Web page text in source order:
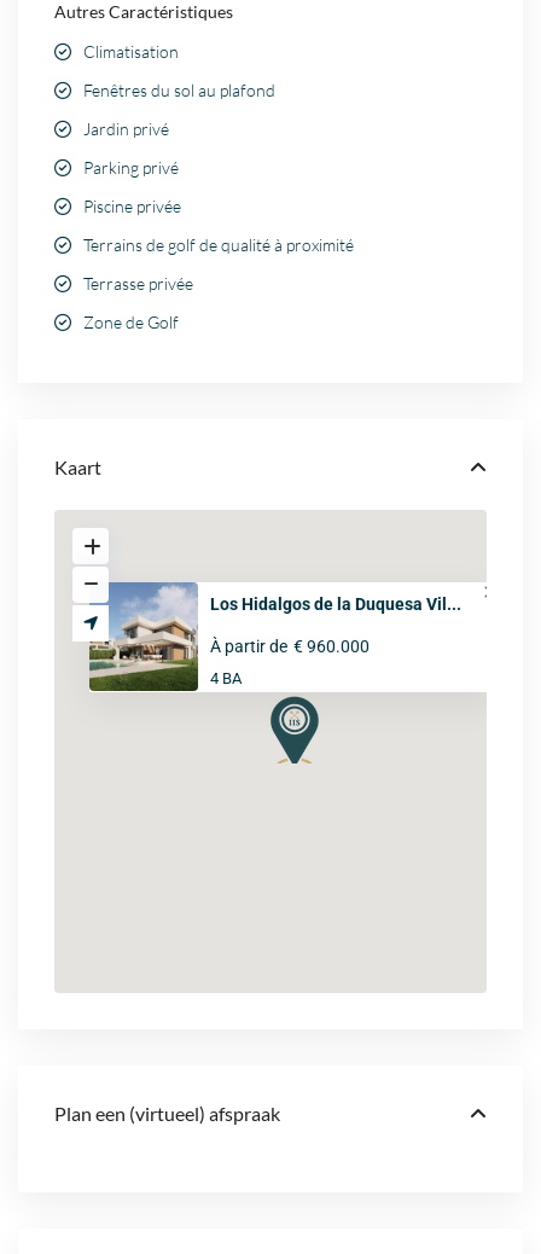
Autres Caractéristiques
Climatisation
Fenêtres du sol au plafond
Jardin privé
Parking privé
Piscine privée
Terrains de golf de qualité à proximité
Terrasse privée
Zone de Golf
Kaart
Los Hidalgos de la Duquesa Vil...
À partir de € 960.000
4 BA
Plan een (virtueel) afspraak